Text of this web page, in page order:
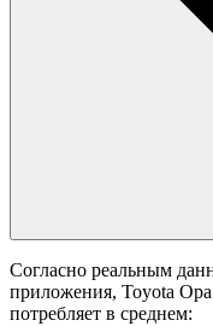
Согласно реальным
приложения, Toyota
потребляет в среднем: